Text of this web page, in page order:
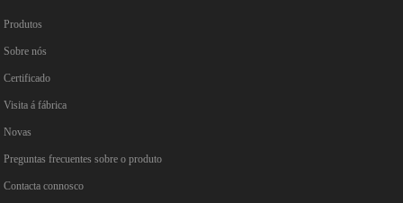
Produtos
Sobre nós
Certificado
Visita á fábrica
Novas
Preguntas frecuentes sobre o produto
Contacta connosco